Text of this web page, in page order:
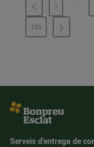
PÀGINA
1 ...
PÀGINA
103
Serveis d'entrega de